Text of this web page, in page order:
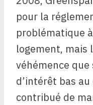
pour la
problématique
logement, mais
véhémence
d’intérêt bas
contribué de